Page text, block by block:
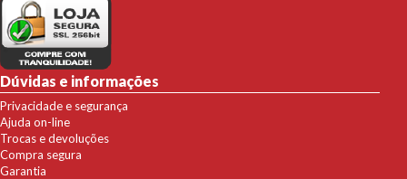
Dúvidas e informações
Privacidade e segurança
Ajuda on-line
Trocas e devoluções
Compra segura
Garantia